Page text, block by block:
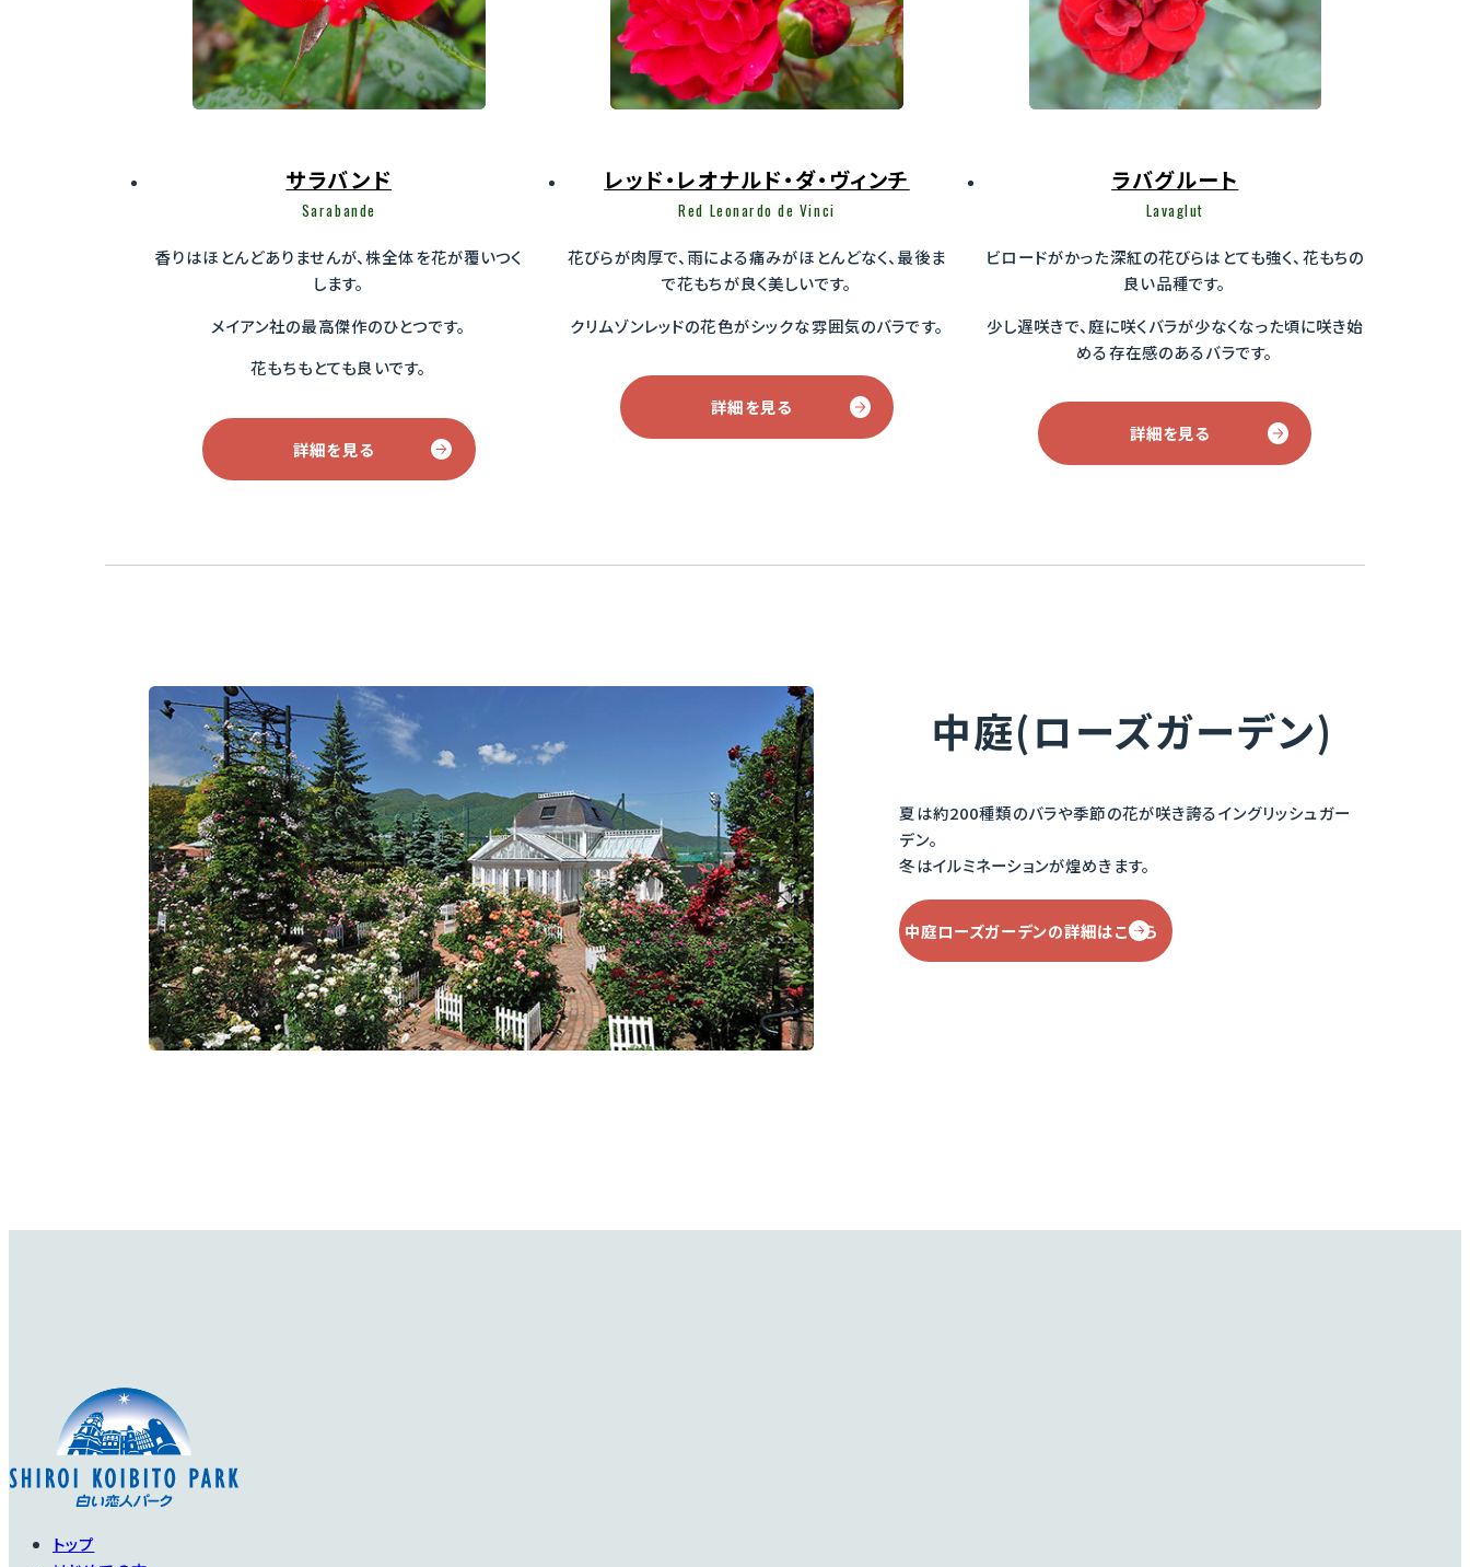
サラバンド
Sarabande
香りはほとんどありませんが、株全体を花が覆いつく
します。
メイアン社の最高傑作のひとつです。
花もちもとても良いです。
詳細を見る
レッド・レオナルド・ダ・ヴィンチ
Red Leonardo de Vinci
花びらが肉厚で、雨による痛みがほとんどなく、最後ま
で花もちが良く美しいです。
クリムゾンレッドの花色がシックな雰囲気のバラです。
詳細を見る
ラバグルート
Lavaglut
ビロードがかった深紅の花びらはとても強く、花もちの
良い品種です。
少し遅咲きで、庭に咲くバラが少なくなった頃に咲き始
める存在感のあるバラです。
詳細を見る
中庭(ローズガーデン)
夏は約200種類のバラや季節の花が咲き誇るイングリッシュガー
デン。
冬はイルミネーションが煌めきます。
中庭ローズガーデンの詳細はこちら
トップ